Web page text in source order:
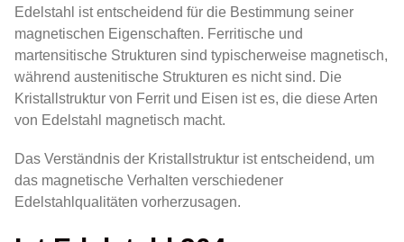
Edelstahl ist entscheidend für die Bestimmung seiner
magnetischen Eigenschaften. Ferritische und
martensitische Strukturen sind typischerweise magnetisch,
während austenitische Strukturen es nicht sind. Die
Kristallstruktur von Ferrit und Eisen ist es, die diese Arten
von Edelstahl magnetisch macht.
Das Verständnis der Kristallstruktur ist entscheidend, um
das magnetische Verhalten verschiedener
Edelstahlqualitäten vorherzusagen.